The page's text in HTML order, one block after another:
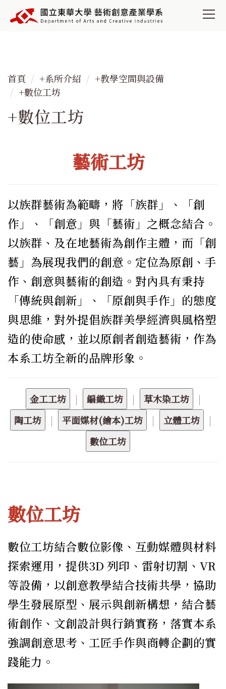
到
容
區
首頁 +系所介紹
+教學空間與設備
+數位工坊
+數位工坊
藝術工坊
以族群藝術為範疇，將「族群」、「創
作」、「創意」與「藝術」之概念結合。
以族群、及在地藝術為創作主體，而「創
藝」為展現我們的創意。定位為原創、手
作、創意與藝術的創造。對內具有秉持
「傳統與創新」、「原創與手作」的態度
與思維，對外提倡族群美學經濟與風格塑
造的使命感，並以原創者創造藝術，作為
本系工坊全新的品牌形象。
| |
|
|
| |
數位工坊
數位工坊結合數位影像、互動媒體與材料
探索運用，提供3D 列印、雷射切割、VR
等設備，以創意教學結合技術共學，協助
學生發展原型、展示與創新構想，結合藝
術創作、文創設計與行銷實務，落實本系
強調創意思考、工匠手作與商轉企劃的實
踐能力。